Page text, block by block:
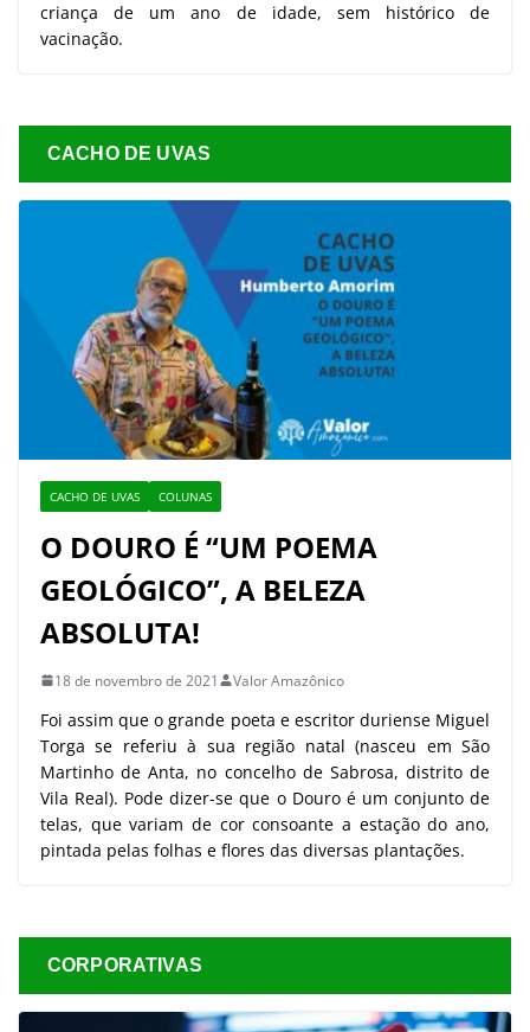
criança de um ano de idade, sem histórico de
vacinação.
CACHO DE UVAS
CACHO DE UVAS COLUNAS
O DOURO É “UM POEMA
GEOLÓGICO”, A BELEZA
ABSOLUTA!
18 de novembro de 2021 Valor Amazônico
Foi assim que o grande poeta e escritor duriense Miguel
Torga se referiu à sua região natal (nasceu em São
Martinho de Anta, no concelho de Sabrosa, distrito de
Vila Real). Pode dizer-se que o Douro é um conjunto de
telas, que variam de cor consoante a estação do ano,
pintada pelas folhas e flores das diversas plantações.
CORPORATIVAS